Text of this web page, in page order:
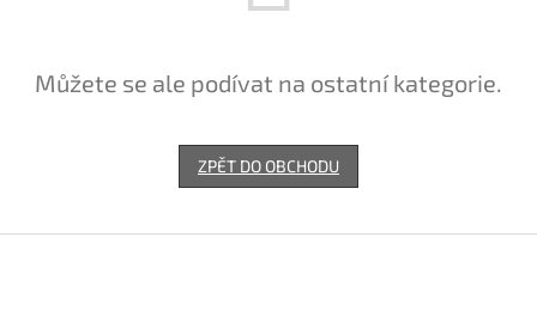
Můžete se ale podívat na ostatní kategorie.
ZPĚT DO OBCHODU